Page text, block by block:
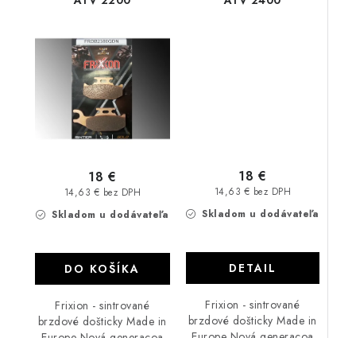
Skladom u dodávateľa
14,63 € bez DPH
18 €
DO KOŠÍKA
Frixion - sintrované
brzdové došticky Made in
Skladom u dodávateľa
14,63 € bez DPH
18 €
DETAIL
Frixion - sintrované
brzdové došticky Made in